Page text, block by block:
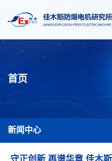
首页
新闻中心
守正创新 再谱华章 佳木